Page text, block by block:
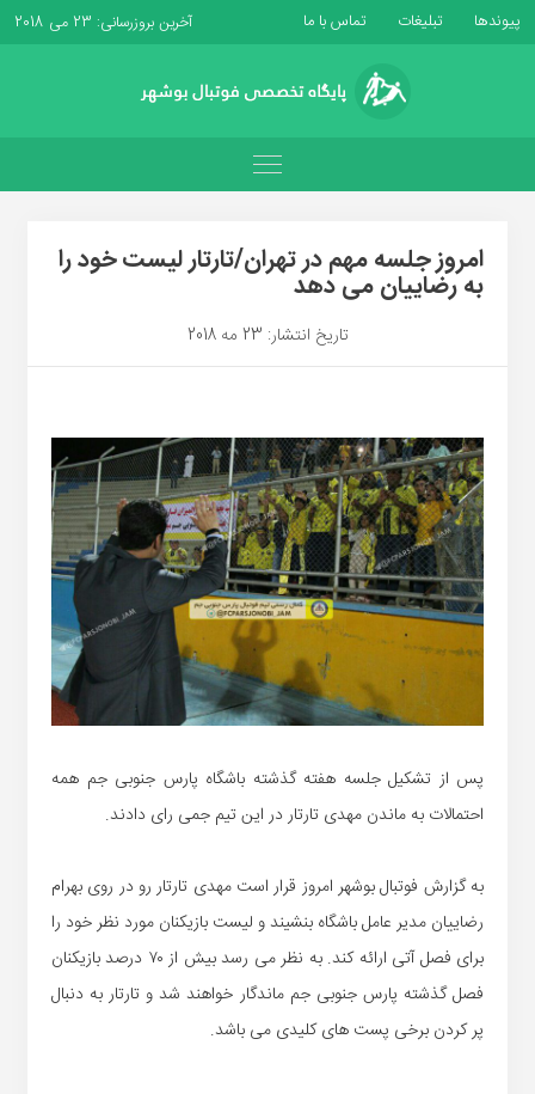
پیوندها تبلیغات تماس با ما آخرین بروزرسانی: 23 می 2018
امروز جلسه مهم در تهران/تارتار لیست خود را
به رضاییان می دهد
تاریخ انتشار: 23 مه 2018
پس از تشکیل جلسه هفته گذشته باشگاه پارس جنوبی جم همه
احتمالات به ماندن مهدی تارتار در این تیم جمی رای دادند.
به گزارش فوتبال بوشهر امروز قرار است مهدی تارتار رو در روی بهرام
رضاییان مدیر عامل باشگاه بنشیند و لیست بازیکنان مورد نظر خود را
برای فصل آتی ارائه کند. به نظر می رسد بیش از ۷۰ درصد بازیکنان
فصل گذشته پارس جنوبی جم ماندگار خواهند شد و تارتار به دنبال
پر کردن برخی پست های کلیدی می باشد.